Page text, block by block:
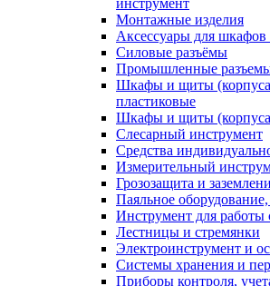
инструмент
Монтажные изделия
Аксессуары для
Силовые разъёмы
Промышленные
Шкафы и щиты
пластиковые
Шкафы и щиты
Слесарный инструмент
Средства
Измерительный
Грозозащита и
Паяльное
Инструмент для работы
Лестницы и стремянки
Электроинструмент и
Системы хранения и
Приборы контроля,